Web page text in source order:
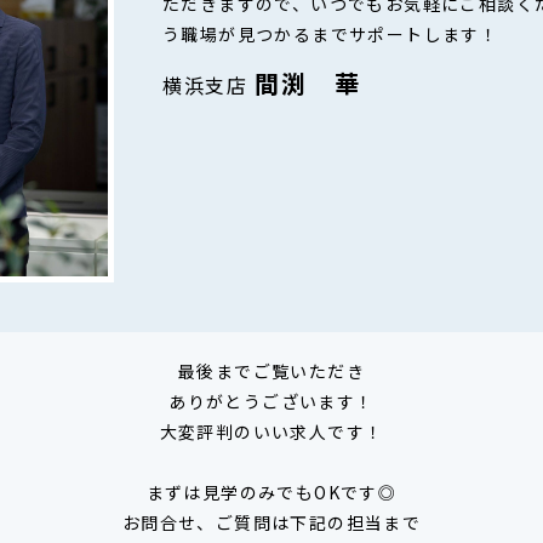
う職場が見つかるまでサポートします！
横浜支店 間渕 華
最後までご覧いただき
ありがとうございます！
大変評判のいい求人です！
まずは見学のみでもOKです◎
お問合せ、ご質問は下記の担当まで